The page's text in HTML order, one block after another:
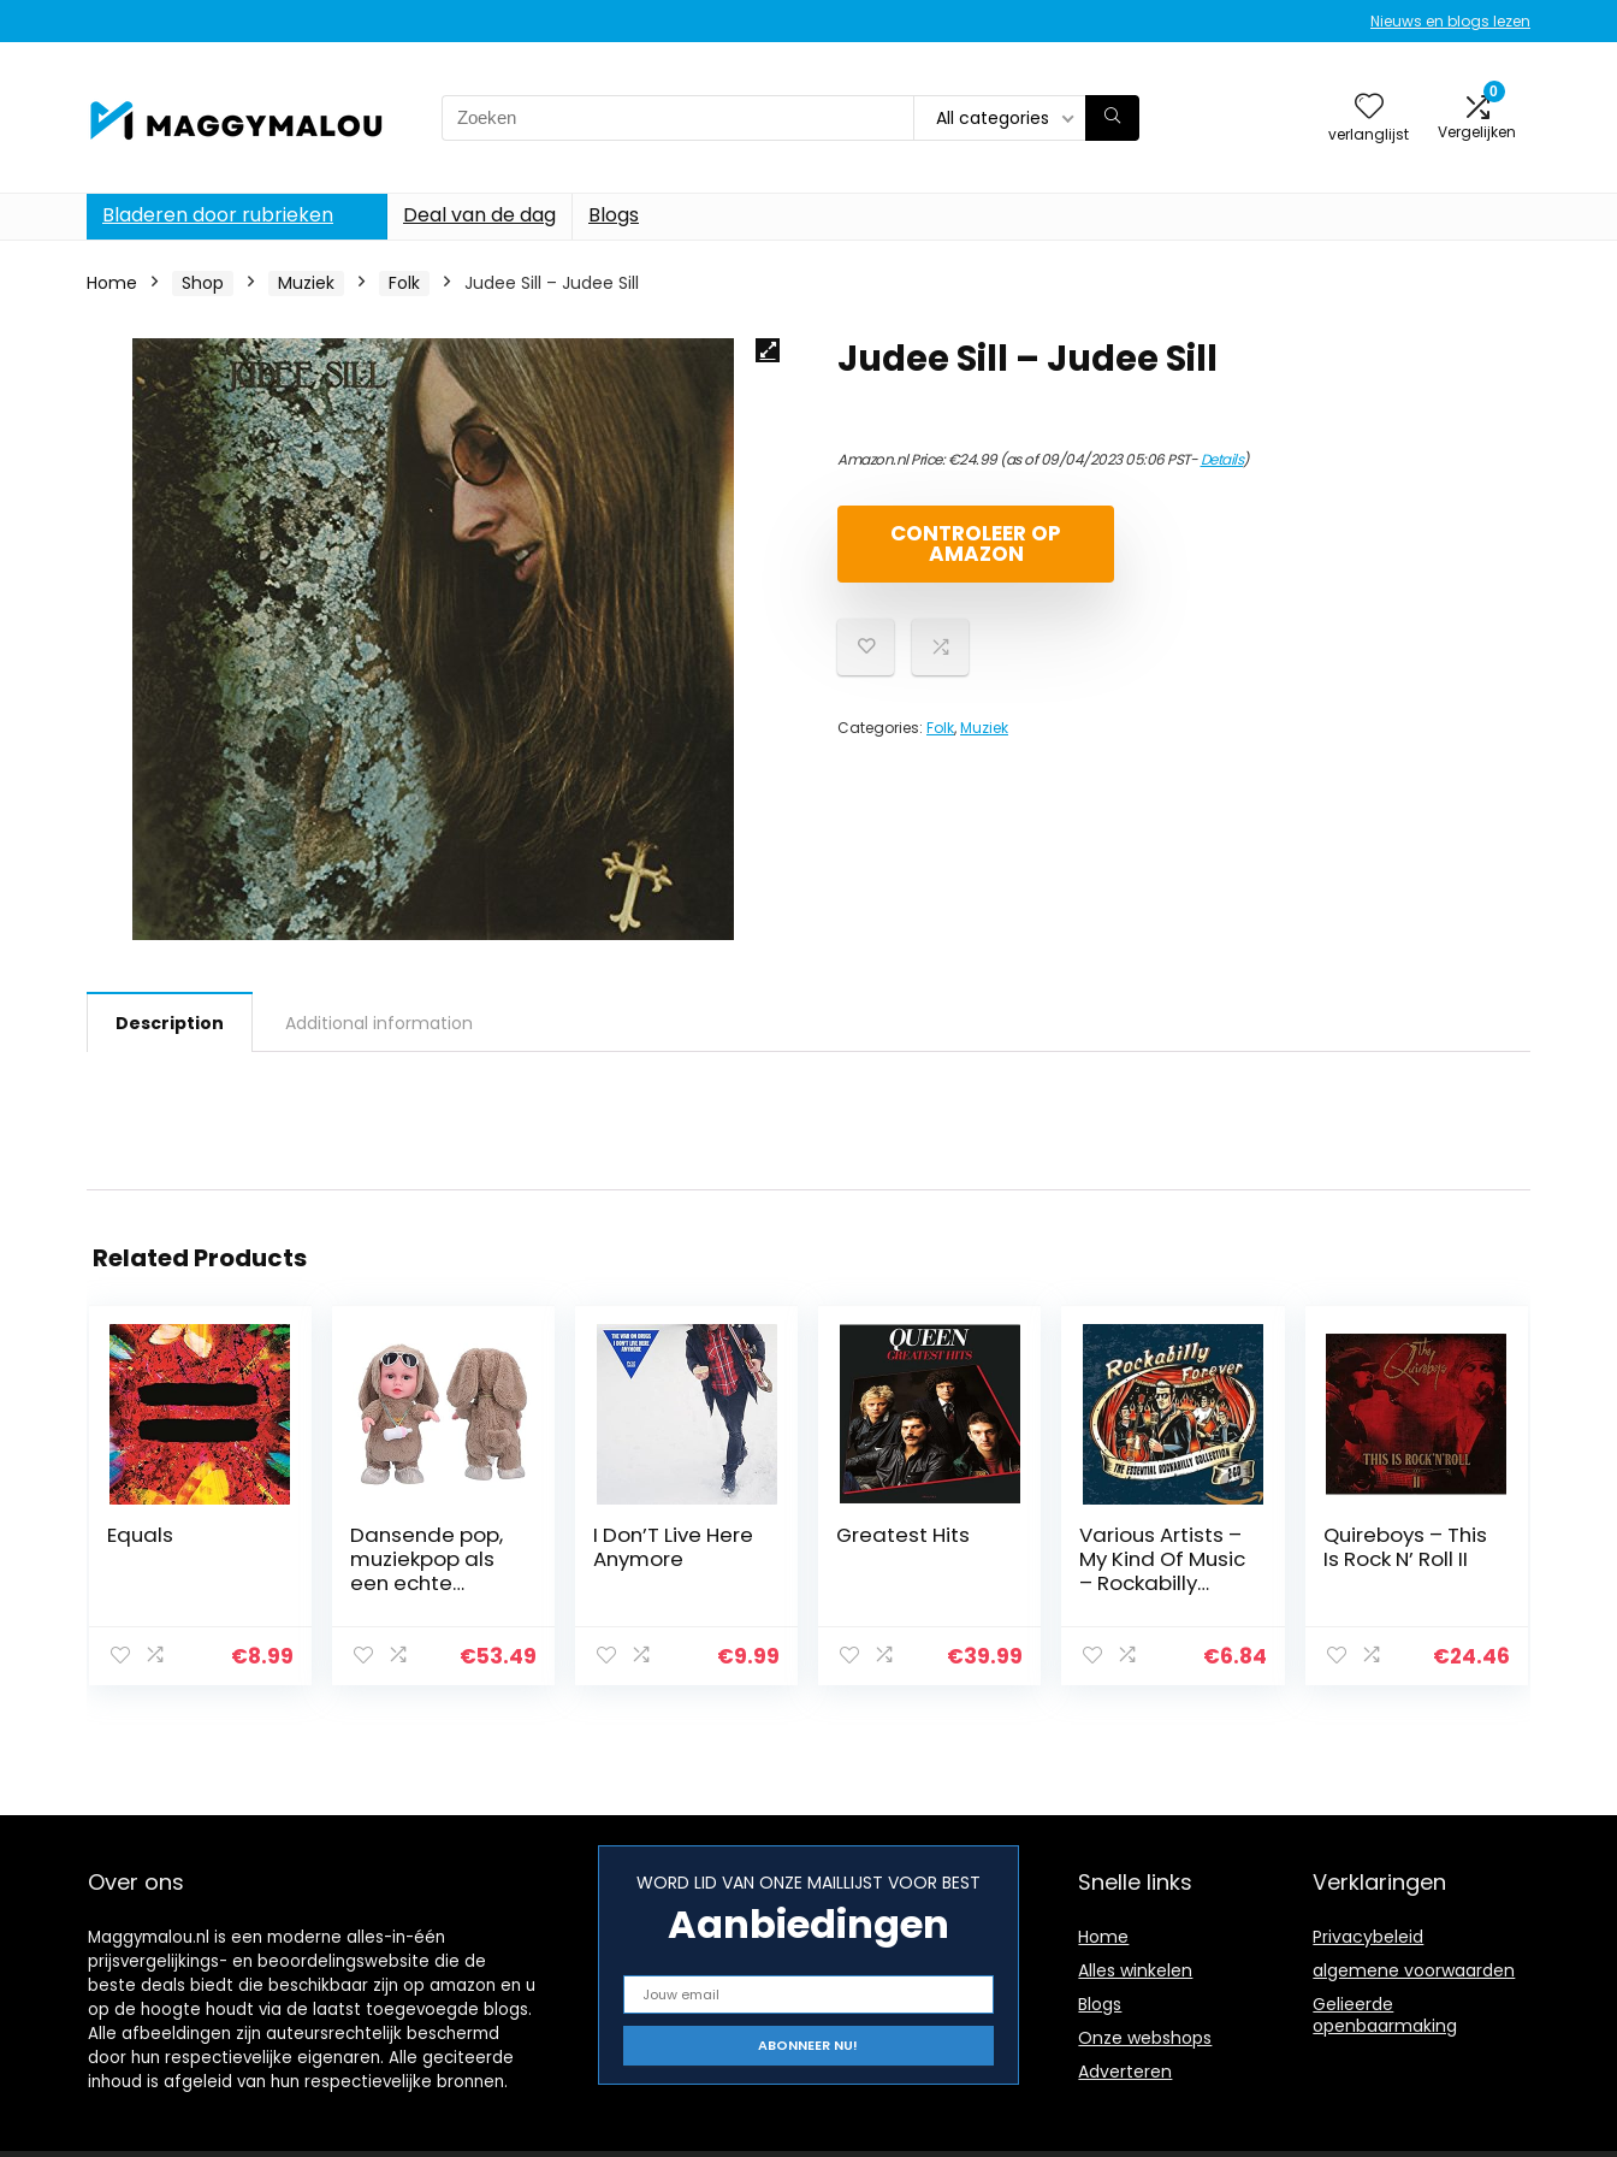
Nieuws en blogs lezen
Search
for:
All categories
verlanglijst
0
Vergelijken
Bladeren door rubrieken Deal van de dag Blogs
Home Shop Muziek Folk Judee Sill – Judee Sill
Judee Sill – Judee Sill
Amazon.nl Price:€24.99(as of 09/04/2023 05:06 PST-Details)
CONTROLEER OP
AMAZON
Categories: Folk,Muziek
Description Additional information
Related Products
Equals
€8.99
Dansende pop,
muziekpop als
een echte
details voor kind
€53.49
I Don’T Live Here
Anymore
€9.99
Greatest Hits
€39.99
Various Artists –
My Kind Of Music
– Rockabilly
€6.84
Quireboys – This
Is Rock N’ Roll II
€24.46
Over ons
Maggymalou.nl is een moderne alles-in-één
prijsvergelijkings- en beoordelingswebsite die de
beste deals biedt die beschikbaar zijn op amazon en u
op de hoogte houdt via de laatst toegevoegde blogs.
Alle afbeeldingen zijn auteursrechtelijk beschermd
door hun respectievelijke eigenaren. Alle geciteerde
inhoud is afgeleid van hun respectievelijke bronnen.
WORD LID VAN ONZE MAILLIJST VOOR BEST
Aanbiedingen
Snelle links
Home
Alles winkelen
Blogs
Onze webshops
Adverteren
Verklaringen
Privacybeleid
algemene voorwaarden
Gelieerde
openbaarmaking